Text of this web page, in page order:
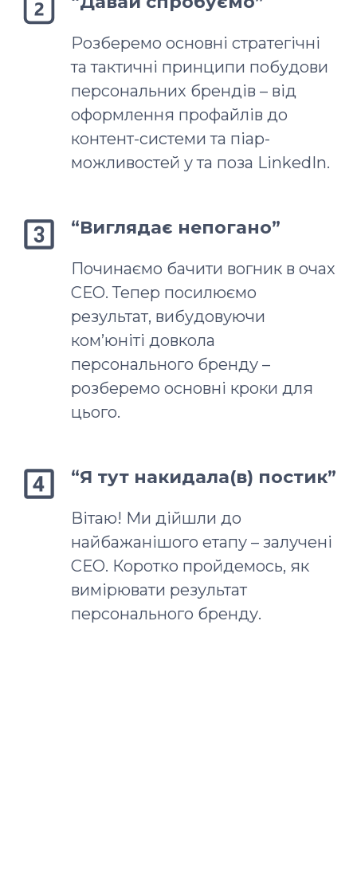
Розберемо основні стратегічні
та тактичні принципи побудови
персональних брендів – від
оформлення профайлів до
контент-системи та піар-
можливостей у та поза LinkedIn.
“Виглядає непогано”
Починаємо бачити вогник в очах
СЕО. Тепер посилюємо
результат, вибудовуючи
ком’юніті довкола
персонального бренду –
розберемо основні кроки для
цього.
“Я тут накидала(в) постик”
Вітаю! Ми дійшли до
найбажанішого етапу – залучені
СЕО. Коротко пройдемось, як
вимірювати результат
персонального бренду.